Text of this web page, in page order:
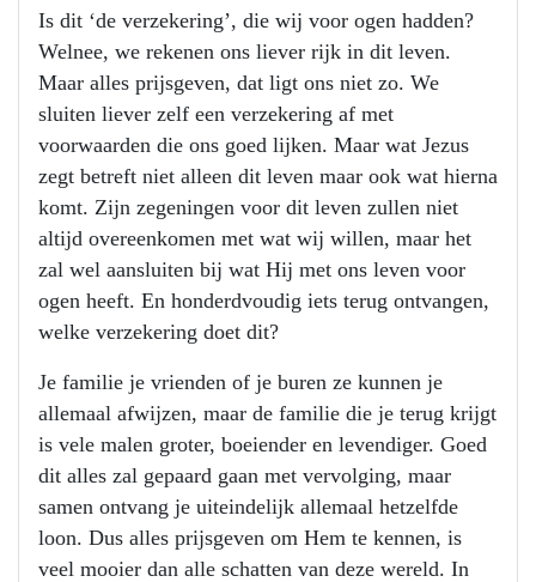
Is dit ‘de verzekering’, die wij voor ogen hadden?
Welnee, we rekenen ons liever rijk in dit leven.
Maar alles prijsgeven, dat ligt ons niet zo. We
sluiten liever zelf een verzekering af met
voorwaarden die ons goed lijken. Maar wat Jezus
zegt betreft niet alleen dit leven maar ook wat hierna
komt. Zijn zegeningen voor dit leven zullen niet
altijd overeenkomen met wat wij willen, maar het
zal wel aansluiten bij wat Hij met ons leven voor
ogen heeft. En honderdvoudig iets terug ontvangen,
welke verzekering doet dit?
Je familie je vrienden of je buren ze kunnen je
allemaal afwijzen, maar de familie die je terug krijgt
is vele malen groter, boeiender en levendiger. Goed
dit alles zal gepaard gaan met vervolging, maar
samen ontvang je uiteindelijk allemaal hetzelfde
loon. Dus alles prijsgeven om Hem te kennen, is
veel mooier dan alle schatten van deze wereld. In